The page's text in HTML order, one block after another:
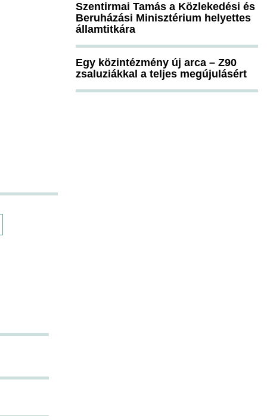
Szentirmai Tamás a Közlekedési és
Beruházási Minisztérium helyettes
államtitkára
Egy közintézmény új arca – Z90
zsaluziákkal a teljes megújulásért